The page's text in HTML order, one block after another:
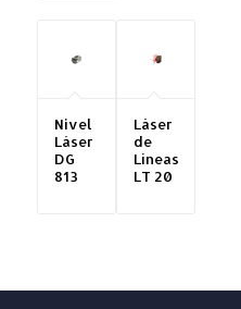
Nivel
Láser
DG
813
Láser
de
Líneas
LT 20